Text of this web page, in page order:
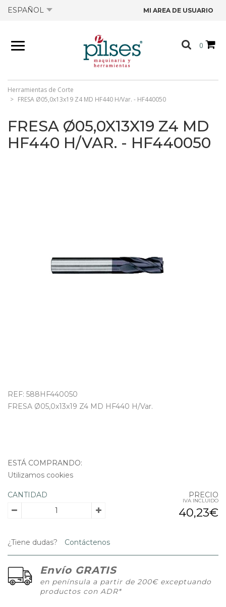
ESPAÑOL MI AREA DE USUARIO
0
PRODUCTOS
TIENDA
OFERTAS
Herramientas de Corte
FRESA Ø05,0x13x19 Z4 MD HF440 H/Var. - HF440050
FRESA Ø05,0X13X19 Z4 MD
HF440 H/VAR. - HF440050
REF: 588HF440050
FRESA Ø05,0x13x19 Z4 MD HF440 H/Var.
ESTÁ COMPRANDO:
Utilizamos cookies
CANTIDAD PRECIO
IVA INCLUIDO
40,23€
¿Tiene dudas? Contáctenos
Envío GRATIS
en península a partir de 200€ exceptuando
productos con ADR*